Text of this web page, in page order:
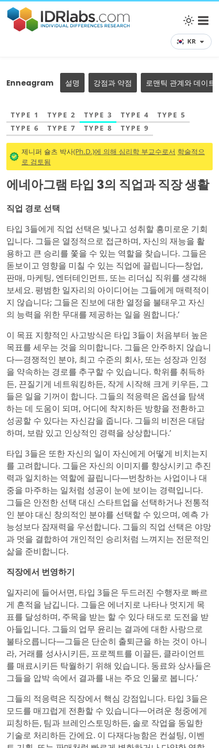
KR
Enneagram 설명 강점과 약점 로맨틱 관계와 데이트
TYPE 1 TYPE 2 TYPE 3 TYPE 4
TYPE 5
TYPE 6
TYPE 7 TYPE 8 TYPE 9
제니퍼 슐츠 박사(Ph.D.)에 의해 심리학 부교수로서 학술적으
로 검토됨
에네아그램 타입 3의 직업과 직장 생활
직업 경로 선택
타입 3들에게 직업 선택은 빛나고 성취할 흥미로운 기회
입니다. 그들은 열정적으로 접근하며, 자신의 재능을 활
용하고 큰 승리를 쫓을 수 있는 역할을 찾습니다. 그들은
돋보이고 영향을 미칠 수 있는 직업에 끌립니다—창업,
판매, 마케팅, 엔터테인먼트, 또는 리더십 직위를 생각해
보세요. 평범한 일자리의 아이디어는 그들에게 매력적이
지 않습니다; 그들은 진보에 대한 열정을 불태우고 자신
의 능력을 위한 무대를 제공하는 일을 원합니다.’
이 목표 지향적인 사고방식은 타입 3들이 처음부터 높은
목표를 세우는 것을 의미합니다. 그들은 안주하지 않습니
다—경쟁적인 분야, 최고 수준의 회사, 또는 성장과 인정
을 약속하는 경로를 추구할 수 있습니다. 학위를 취득하
든, 끈질기게 네트워킹하든, 작게 시작해 크게 키우든, 그
들은 일을 기꺼이 합니다. 그들의 적응력은 옵션을 탐색
하는 데 도움이 되며, 어디에 착지하든 방향을 전환하고
성공할 수 있다는 자신감을 줍니다. 그들의 비전은 대담
하며, 보람 있고 인상적인 경력을 상상합니다.’
타입 3들은 또한 자신의 일이 자신에게 어떻게 비치는지
를 고려합니다. 그들은 자신의 이미지를 향상시키고 추진
력과 일치하는 역할에 끌립니다—번창하는 사업이나 대
중을 마주하는 일처럼 성공이 눈에 보이는 경력입니다.
그들은 안전한 선택 대신 스타트업을 선택하거나 전통적
인 분야 대신 창의적인 분야를 선택할 수 있으며, 예측 가
능성보다 잠재력을 우선합니다. 그들의 직업 선택은 야망
과 멋을 결합하여 개인적인 승리처럼 느껴지는 전문적인
삶을 준비합니다.
직장에서 번영하기
일자리에 들어서면, 타입 3들은 두드러진 수행자로 빠르
게 흔적을 남깁니다. 그들은 에너지로 나타나 멋지게 목
표를 달성하며, 주목을 받는 할 수 있다 태도로 도전을 받
아들입니다. 그들의 업무 윤리는 결과에 대한 사랑으로
불타오릅니다—그들은 단순히 출퇴근을 하는 것이 아니
라, 거래를 성사시키든, 프로젝트를 이끌든, 클라이언트
를 매료시키든 탁월하기 위해 있습니다. 동료와 상사들은
그들을 압박 속에서 결과를 내는 주요 인물로 봅니다.’
그들의 적응력은 직장에서 핵심 강점입니다. 타입 3들은
모드를 매끄럽게 전환할 수 있습니다—어려운 청중에게
피칭하든, 팀과 브레인스토밍하든, 솔로 작업을 동일한
기술로 처리하든 간에요. 이 다재다능함은 컨설팅, 이벤